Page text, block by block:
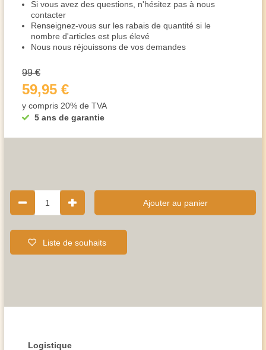
Si vous avez des questions, n'hésitez pas à nous
contacter
Renseignez-vous sur les rabais de quantité si le
nombre d'articles est plus élevé
Nous nous réjouissons de vos demandes
5 ans de garantie
99 €
59,95 €
y compris 20% de TVA
1 Ajouter au panier
Liste de souhaits
Logistique